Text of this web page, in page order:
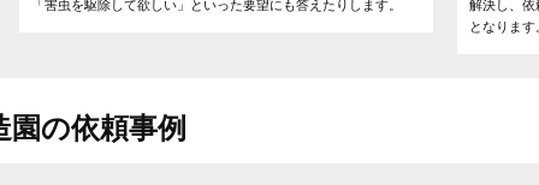
「害虫を駆除して欲しい」といった要望にも答えたりします。
解決し、依
となります
園の依頼事例